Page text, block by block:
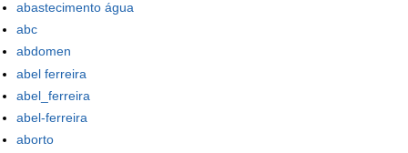
abastecimento água
abc
abdomen
abel ferreira
abel_ferreira
abel-ferreira
aborto